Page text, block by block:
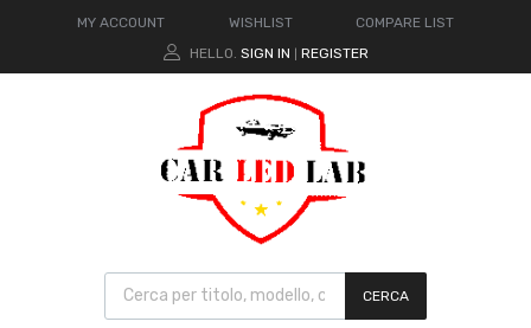
MY ACCOUNT WISHLIST
COMPARE LIST
HELLO. SIGN IN REGISTER
CERCA